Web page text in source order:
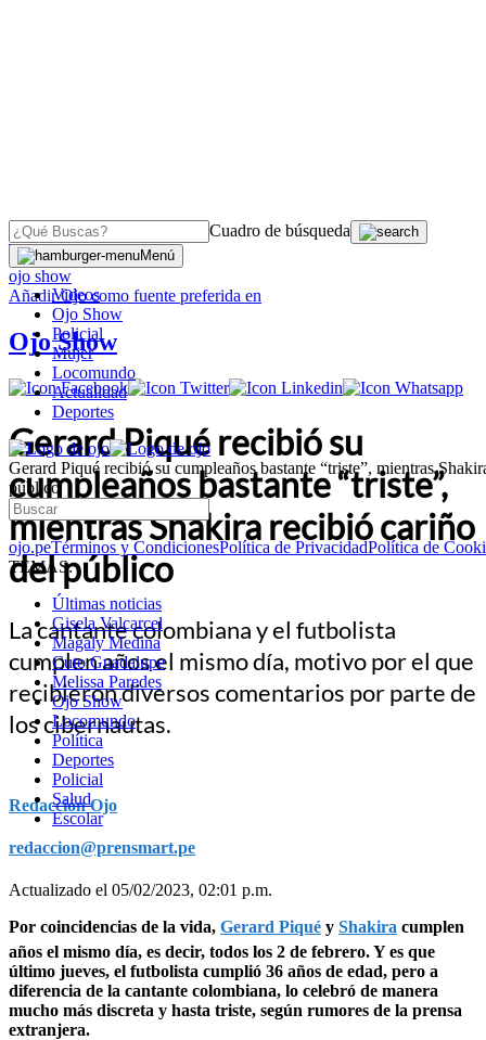
Cuadro de búsqueda
Menú
Videos
Ojo Show
Policial
Mujer
Locomundo
Actualidad
Deportes
Gerard Piqué recibió su cumpleaños bastante “triste”, mientras
público
ojo.peTérminos y CondicionesPolítica de PrivacidadPolítica de
TEMAS:
Últimas noticias
Gisela Valcarcel
Magaly Medina
Cuto Guadalupe
Melissa Paredes
Ojo Show
Locomundo
Política
Deportes
Policial
Salud
Escolar
OJO
ojo show
AñadirOjocomo fuente preferida en
Ojo Show
Gerard Piqué recibió su
cumpleaños bastante “triste”,
mientras Shakira recibió cariño
del público
La cantante colombiana y el futbolista
cumplen años el mismo día, motivo por el que
recibieron diversos comentarios por parte de
los cibernautas.
Redacción Ojo
redaccion@prensmart.pe
Actualizado el 05/02/2023, 02:01 p.m.
Por coincidencias de la vida, Gerard Piqué y Shakira cumplen
años el mismo día, es decir, todos los 2 de febrero. Y es que
último jueves, el futbolista cumplió 36 años de edad, pero a
diferencia de la cantante colombiana, lo celebró de manera
mucho más discreta y hasta triste, según rumores de la prensa
extranjera.